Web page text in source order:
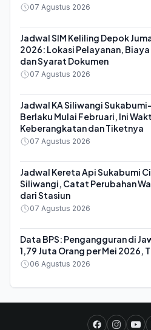
07 Agustus 2026
Jadwal SIM Keliling Depok
2026: Lokasi Pelayanan,
dan Syarat Dokumen
07 Agustus 2026
Jadwal KA Siliwangi
Berlaku Mulai Februari, Ini
Keberangkatan dan Tiketnya
07 Agustus 2026
Jadwal Kereta Api Sukabumi
Siliwangi, Catat Perubahan
dari Stasiun
07 Agustus 2026
Data BPS: Pengangguran di
1,79 Juta Orang per Mei 2026,
06 Agustus 2026